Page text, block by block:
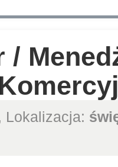
/
Lokalizacja: